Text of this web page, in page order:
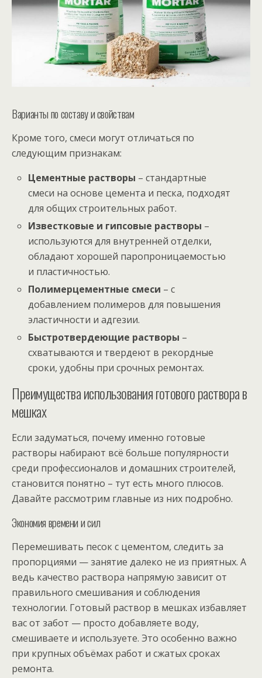
Варианты по составу и свойствам
Кроме того, смеси могут отличаться по
следующим признакам:
Цементные растворы – стандартные
смеси на основе цемента и песка, подходят
для общих строительных работ.
Известковые и гипсовые растворы –
используются для внутренней отделки,
обладают хорошей паропроницаемостью
и пластичностью.
Полимерцементные смеси – с
добавлением полимеров для повышения
эластичности и адгезии.
Быстротвердеющие растворы –
схватываются и твердеют в рекордные
сроки, удобны при срочных ремонтах.
Преимущества использования готового раствора в
мешках
Если задуматься, почему именно готовые
растворы набирают всё больше популярности
среди профессионалов и домашних строителей,
становится понятно – тут есть много плюсов.
Давайте рассмотрим главные из них подробно.
Экономия времени и сил
Перемешивать песок с цементом, следить за
пропорциями — занятие далеко не из приятных. А
ведь качество раствора напрямую зависит от
правильного смешивания и соблюдения
технологии. Готовый раствор в мешках избавляет
вас от забот — просто добавляете воду,
смешиваете и используете. Это особенно важно
при крупных объёмах работ и сжатых сроках
ремонта.